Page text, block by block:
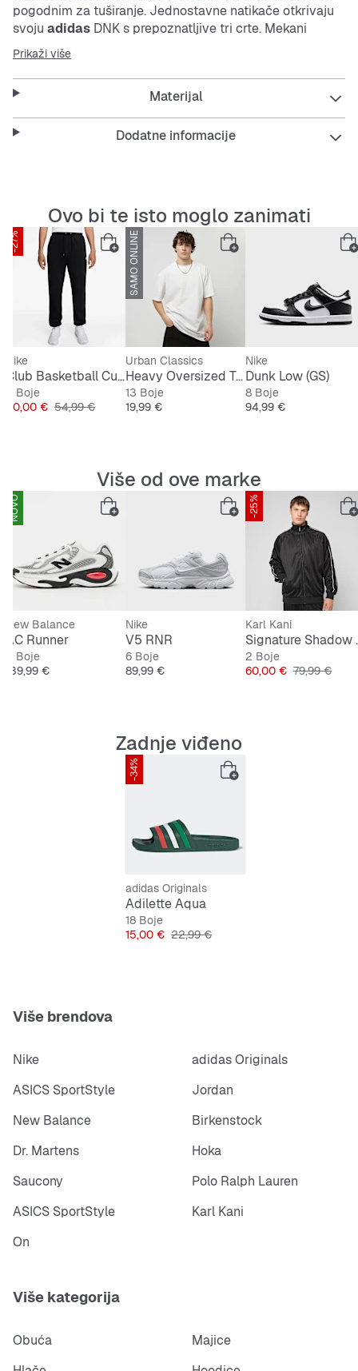
pogodnim za tuširanje. Jednostavne natikače otkrivaju
svoju adidas DNK s prepoznatljive tri crte. Mekani
jastuk nagrađuje umorne noge s plišanom udobnošću.
Features:
Model na nazuvanje
Lagane natikače; materijal koji se brzo suši
Prikaži više
Materijal
Dodatne informacije
Ovo bi te isto moglo zanimati
-27%
Nike
Club Basketball Cuff Pant
2 Boje
Cijena
40,00 € Originalna cijena
54,99 €
SAMO ONLINE
Urban Classics
Heavy Oversized Tee
13 Boje
Cijena
19,99 €
Nike
Dunk Low (GS)
8 Boje
Cijena
94,99 €
Više od ove marke
NOVO
New Balance
AC Runner
5 Boje
Cijena
139,99 €
Nike
V5 RNR
6 Boje
Cijena
89,99 €
-25%
Karl Kani
2 Boje
Cijena
60,00 € Originalna
79,99 €
Zadnje viđeno
-34%
adidas Originals
Adilette Aqua
18 Boje
Cijena
15,00 € Originalna cijena
22,99 €
Više brendova
Nike
adidas Originals
ASICS SportStyle
Jordan
New Balance
Birkenstock
Dr. Martens
Hoka
Saucony
Polo Ralph Lauren
ASICS SportStyle
Karl Kani
On
Više kategorija
Obuća
Majice